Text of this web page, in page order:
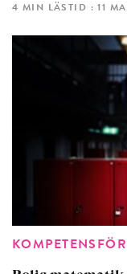
4 MIN LÄSTID : 11